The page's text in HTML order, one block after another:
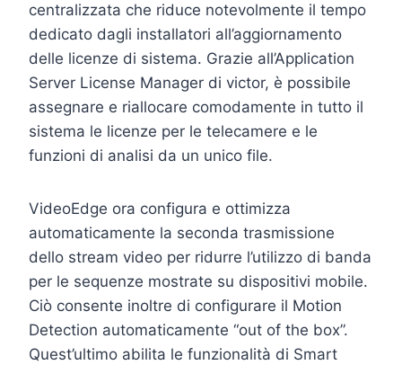
centralizzata che riduce notevolmente il tempo
dedicato dagli installatori all’aggiornamento
delle licenze di sistema. Grazie all’Application
Server License Manager di victor, è possibile
assegnare e riallocare comodamente in tutto il
sistema le licenze per le telecamere e le
funzioni di analisi da un unico file.
VideoEdge ora configura e ottimizza
automaticamente la seconda trasmissione
dello stream video per ridurre l’utilizzo di banda
per le sequenze mostrate su dispositivi mobile.
Ciò consente inoltre di configurare il Motion
Detection automaticamente “out of the box”.
Quest’ultimo abilita le funzionalità di Smart